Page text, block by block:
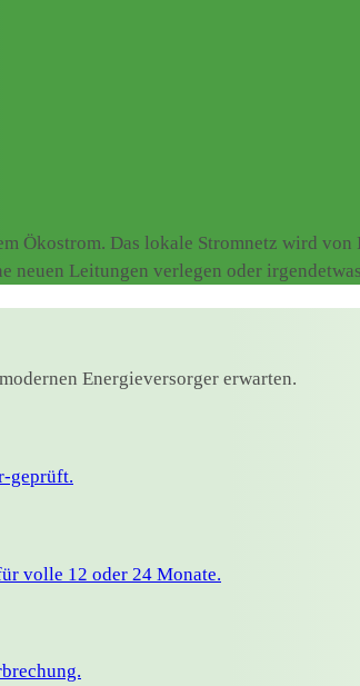
Ökostrom. Das lokale Stromnetz wird
Leitungen verlegen oder
Energieversorger erwarten.
geprüft.
volle 12 oder 24 Monate.